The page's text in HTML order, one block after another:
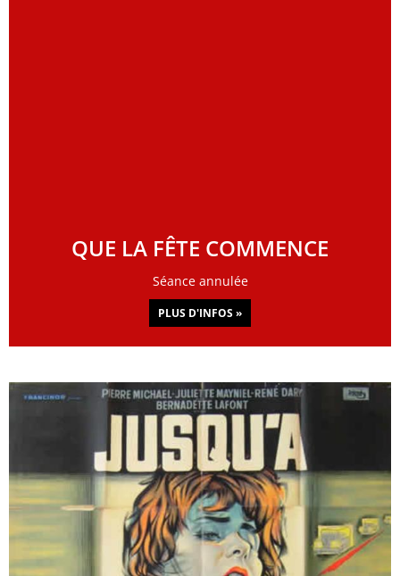
QUE LA FÊTE COMMENCE
Séance annulée
PLUS D'INFOS »